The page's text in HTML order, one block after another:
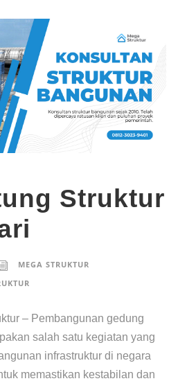
Struktur
MEGA STRUKTUR
– Pembangunan gedung
salah satu kegiatan yang
infrastruktur di negara
memastikan kestabilan dan